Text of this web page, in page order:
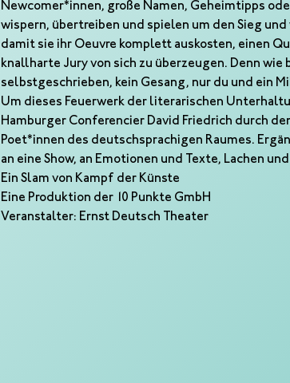
Newcomer*innen, große Namen, Geheimtipps
wispern, übertreiben und spielen um den Sieg
damit sie ihr Oeuvre komplett auskosten, einen
knallharte Jury von sich zu überzeugen. Denn
selbstgeschrieben, kein Gesang, nur du und ein
Um dieses Feuerwerk der literarischen
Hamburger Conferencier David Friedrich durch
Poet*innen des deutschsprachigen Raumes.
an eine Show, an Emotionen und Texte, Lachen
Ein Slam von Kampf der Künste
Eine Produktion der 10 Punkte GmbH
Veranstalter: Ernst Deutsch Theater